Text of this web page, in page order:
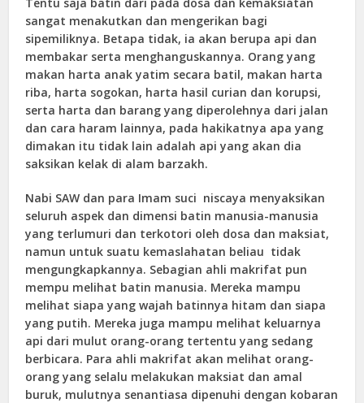
sangat menakutkan dan mengerikan bagi
sipemiliknya. Betapa tidak, ia akan berupa api dan
membakar serta menghanguskannya. Orang yang
makan harta anak yatim secara batil, makan harta
riba, harta sogokan, harta hasil curian dan korupsi,
serta harta dan barang yang diperolehnya dari jalan
dan cara haram lainnya, pada hakikatnya apa yang
dimakan itu tidak lain adalah api yang akan dia
saksikan kelak di alam barzakh.
Nabi SAW dan para Imam suci niscaya menyaksikan
seluruh aspek dan dimensi batin manusia-manusia
yang terlumuri dan terkotori oleh dosa dan maksiat,
namun untuk suatu kemaslahatan beliau tidak
mengungkapkannya. Sebagian ahli makrifat pun
mempu melihat batin manusia. Mereka mampu
melihat siapa yang wajah batinnya hitam dan siapa
yang putih. Mereka juga mampu melihat keluarnya
api dari mulut orang-orang tertentu yang sedang
berbicara. Para ahli makrifat akan melihat orang-
orang yang selalu melakukan maksiat dan amal
buruk, mulutnya senantiasa dipenuhi dengan kobaran